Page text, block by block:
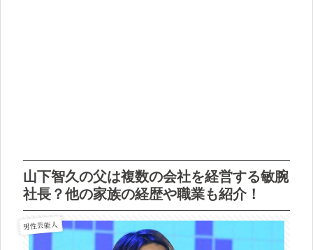
山下智久の父は複数の会社を経営する敏腕
社長？他の家族の経歴や職業も紹介！
男性芸能人